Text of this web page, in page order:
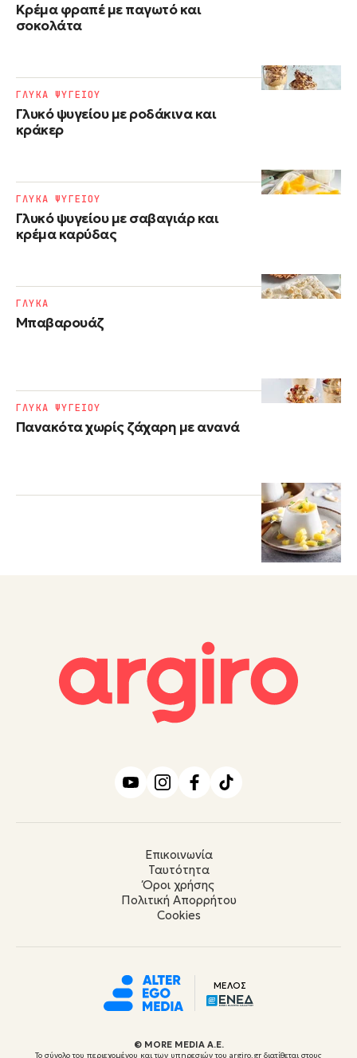
Κρέμα φραπέ με παγωτό και
σοκολάτα
Γλυκό ψυγείου με ροδάκινα και
κράκερ
ΓΛΥΚΑ ΨΥΓΕΙΟΥ
Γλυκό ψυγείου με σαβαγιάρ και
κρέμα καρύδας
ΓΛΥΚΑ ΨΥΓΕΙΟΥ
Μπαβαρουάζ
ΓΛΥΚΑ
Πανακότα χωρίς ζάχαρη με ανανά
ΓΛΥΚΑ ΨΥΓΕΙΟΥ
Επικοινωνία
Ταυτότητα
Όροι χρήσης
Πολιτική Απορρήτου
Cookies
ΜΕΛΟΣ
© ΜORE MEDIA Α.Ε.
Το σύνολο του περιεχομένου και των υπηρεσιών του argiro.gr διατίθεται στους